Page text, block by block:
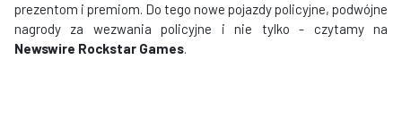
prezentom i premiom. Do tego nowe pojazdy policyjne, podwójne
nagrody za wezwania policyjne i nie tylko - czytamy na
Newswire Rockstar Games.